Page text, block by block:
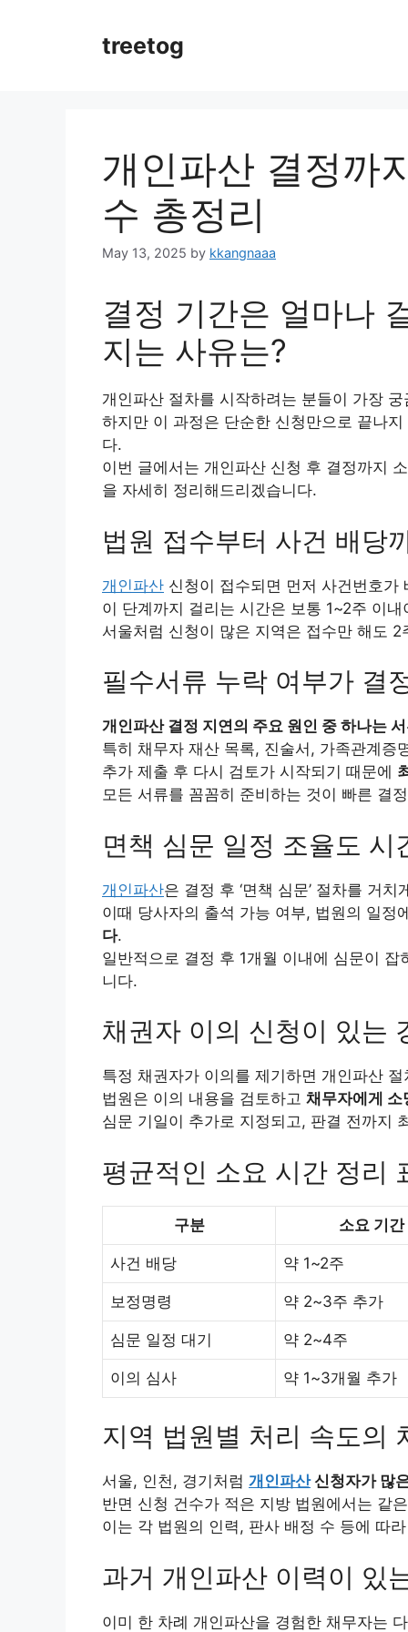
treetog
개인파산 결정까
수 총정리
May 13, 2025 by kkangnaaa
결정 기간은 얼마나
지는 사유는?
개인파산 절차를 시작하려는 분들이 가장
하지만 이 과정은 단순한 신청만으로 끝나
다.
이번 글에서는 개인파산 신청 후 결정까지
을 자세히 정리해드리겠습니다.
법원 접수부터 사건 배당
개인파산 신청이 접수되면 먼저 사건번호
이 단계까지 걸리는 시간은 보통 1~2주 이
서울처럼 신청이 많은 지역은 접수만 해도
필수서류 누락 여부가 결
개인파산 결정 지연의 주요 원인 중 하나는
특히 채무자 재산 목록, 진술서, 가족관계증
추가 제출 후 다시 검토가 시작되기 때문에
모든 서류를 꼼꼼히 준비하는 것이 빠른 결
면책 심문 일정 조율도 시
개인파산은 결정 후 ‘면책 심문’ 절차를 거치
이때 당사자의 출석 가능 여부, 법원의 일정
다.
일반적으로 결정 후 1개월 이내에 심문이
니다.
채권자 이의 신청이 있는
특정 채권자가 이의를 제기하면 개인파산
법원은 이의 내용을 검토하고 채무자에게 소
심문 기일이 추가로 지정되고, 판결 전까지
평균적인 소요 시간 정리
구분 소요 기간
사건 배당 약 1~2주
보정명령 약 2~3주 추가
심문 일정 대기 약 2~4주
이의 심사 약 1~3개월 추가
지역 법원별 처리 속도의
서울, 인천, 경기처럼 개인파산신청자가 많
반면 신청 건수가 적은 지방 법원에서는 같
이는 각 법원의 인력, 판사 배정 수 등에 따
과거 개인파산 이력이 있
이미 한 차례 개인파산을 경험한 채무자는